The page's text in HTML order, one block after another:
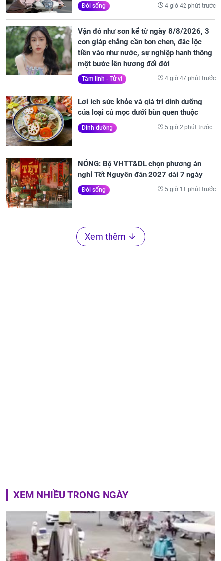
Đời sống 4 giờ 42 phút trước
Vận đỏ như son kể từ ngày 8/8/2026, 3
con giáp chẳng cần bon chen, đắc lộc
tiền vào như nước, sự nghiệp hanh thông
một bước lên hương đổi đời
Tâm linh - Tử vi 4 giờ 47 phút trước
Lợi ích sức khỏe và giá trị dinh dưỡng
của loại củ mọc dưới bùn quen thuộc
Dinh dưỡng 5 giờ 2 phút trước
NÓNG: Bộ VHTT&DL chọn phương án
nghỉ Tết Nguyên đán 2027 dài 7 ngày
Đời sống 5 giờ 11 phút trước
Xem thêm
XEM NHIỀU TRONG NGÀY